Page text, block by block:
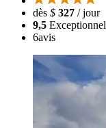
dès $ 327 / jour
9,5 Exceptionnel
6avis